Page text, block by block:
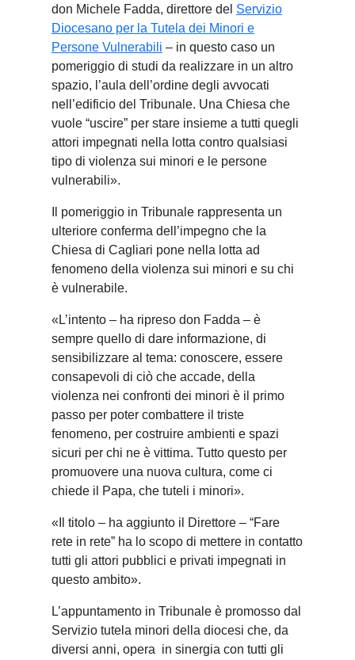
don Michele Fadda, direttore del Servizio
Diocesano per la Tutela dei Minori e
Persone Vulnerabili – in questo caso un
pomeriggio di studi da realizzare in un altro
spazio, l’aula dell’ordine degli avvocati
nell’edificio del Tribunale. Una Chiesa che
vuole “uscire” per stare insieme a tutti quegli
attori impegnati nella lotta contro qualsiasi
tipo di violenza sui minori e le persone
vulnerabili».
Il pomeriggio in Tribunale rappresenta un
ulteriore conferma dell’impegno che la
Chiesa di Cagliari pone nella lotta ad
fenomeno della violenza sui minori e su chi
è vulnerabile.
«L’intento – ha ripreso don Fadda – è
sempre quello di dare informazione, di
sensibilizzare al tema: conoscere, essere
consapevoli di ciò che accade, della
violenza nei confronti dei minori è il primo
passo per poter combattere il triste
fenomeno, per costruire ambienti e spazi
sicuri per chi ne è vittima. Tutto questo per
promuovere una nuova cultura, come ci
chiede il Papa, che tuteli i minori».
«Il titolo – ha aggiunto il Direttore – “Fare
rete in rete” ha lo scopo di mettere in contatto
tutti gli attori pubblici e privati impegnati in
questo ambito».
L’appuntamento in Tribunale è promosso dal
Servizio tutela minori della diocesi che, da
diversi anni, opera in sinergia con tutti gli